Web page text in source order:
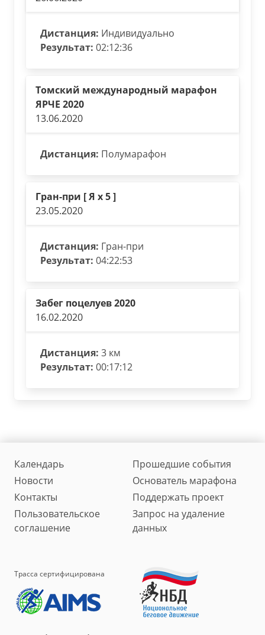
Дистанция: Индивидуально
Результат: 02:12:36
Томский международный марафон
ЯРЧЕ 2020
13.06.2020
Дистанция: Полумарафон
Гран-при [ Я х 5 ]
23.05.2020
Дистанция: Гран-при
Результат: 04:22:53
Забег поцелуев 2020
16.02.2020
Дистанция: 3 км
Результат: 00:17:12
Календарь
Прошедшие события
Новости
Основатель марафона
Контакты
Поддержать проект
Пользовательское
соглашение
Запрос на удаление
данных
Трасса сертифицирована